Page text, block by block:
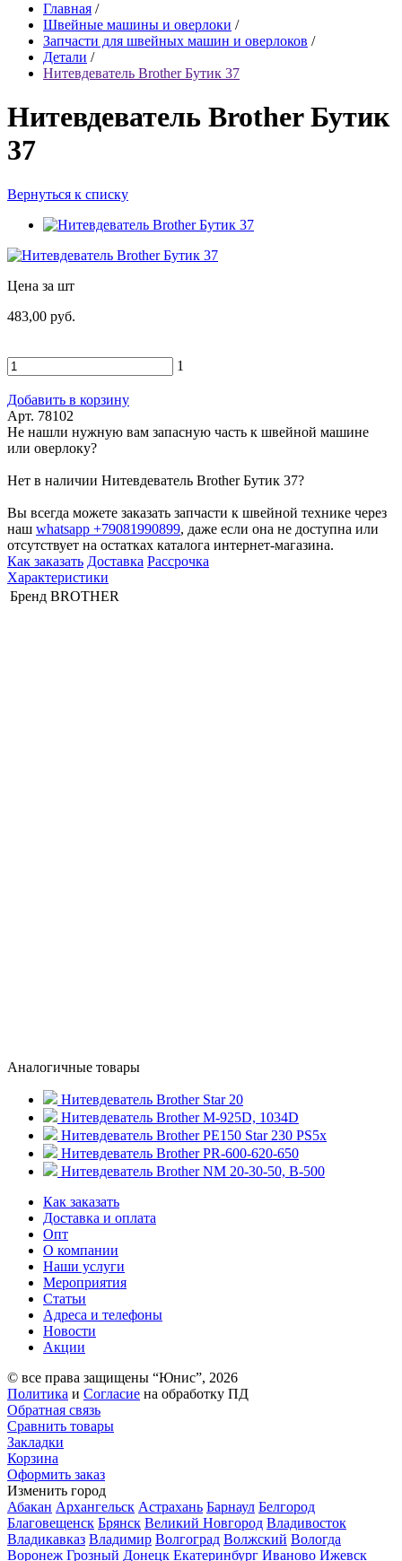
Главная /
Швейные машины и оверлоки /
Запчасти для швейных машин и оверлоков /
Детали /
Нитевдеватель Brother Бутик 37
Нитевдеватель Brother Бутик
37
Вернуться к списку
Цена за шт
483,00 руб.
1
Добавить в корзину
Арт. 78102
Не нашли нужную вам запасную часть к швейной машине
или оверлоку?
Нет в наличии Нитевдеватель Brother Бутик 37?
Вы всегда можете заказать запчасти к швейной технике через
наш whatsapp +79081990899, даже если она не доступна или
отсутствует на остатках каталога интернет-магазина.
Как заказать Доставка Рассрочка
Характеристики
Бренд BROTHER
Аналогичные товары
Нитевдеватель Brother Star 20
Нитевдеватель Brother М-925D, 1034D
Нитевдеватель Brother PE150 Star 230 PS5x
Нитевдеватель Brother PR-600-620-650
Нитевдеватель Brother NМ 20-30-50, В-500
Как заказать
Доставка и оплата
Опт
О компании
Наши услуги
Мероприятия
Статьи
Адреса и телефоны
Новости
Акции
© все права защищены “Юнис”, 2026
Политика и Согласие на обработку ПД
Обратная связь
Сравнить товары
Закладки
Корзина
Оформить заказ
Изменить город
Абакан Архангельск Астрахань Барнаул Белгород
Благовещенск Брянск Великий Новгород Владивосток
Владикавказ Владимир Волгоград Волжский Вологда
Воронеж Грозный Донецк Екатеринбург Иваново Ижевск